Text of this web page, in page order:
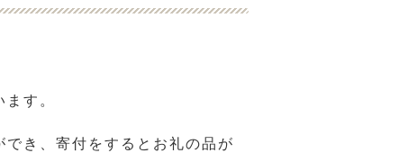
す。
き、寄付をするとお礼の品が